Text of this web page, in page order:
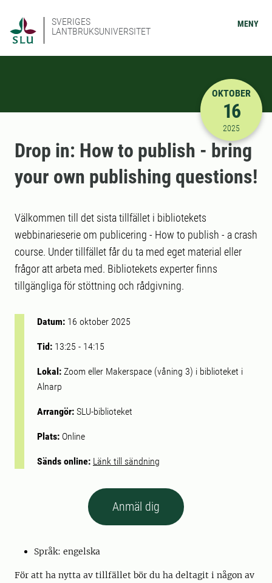
SVERIGES
LANTBRUKSUNIVERSITET
MENY
2025-10-
OKTOBER
16
2025
Drop in: How to publish - bring
your own publishing questions!
Välkommen till det sista tillfället i bibliotekets
webbinarieserie om publicering - How to publish - a crash
course. Under tillfället får du ta med eget material eller
frågor att arbeta med. Bibliotekets experter finns
tillgängliga för stöttning och rådgivning.
Datum: 16 oktober 2025
Tid: 13:25 - 14:15
Lokal: Zoom eller Makerspace (våning 3) i biblioteket i
Alnarp
Arrangör: SLU-biblioteket
Plats: Online
Sänds online: Länk till sändning
Anmäl dig
Språk: engelska
För att ha nytta av tillfället bör du ha deltagit i någon av